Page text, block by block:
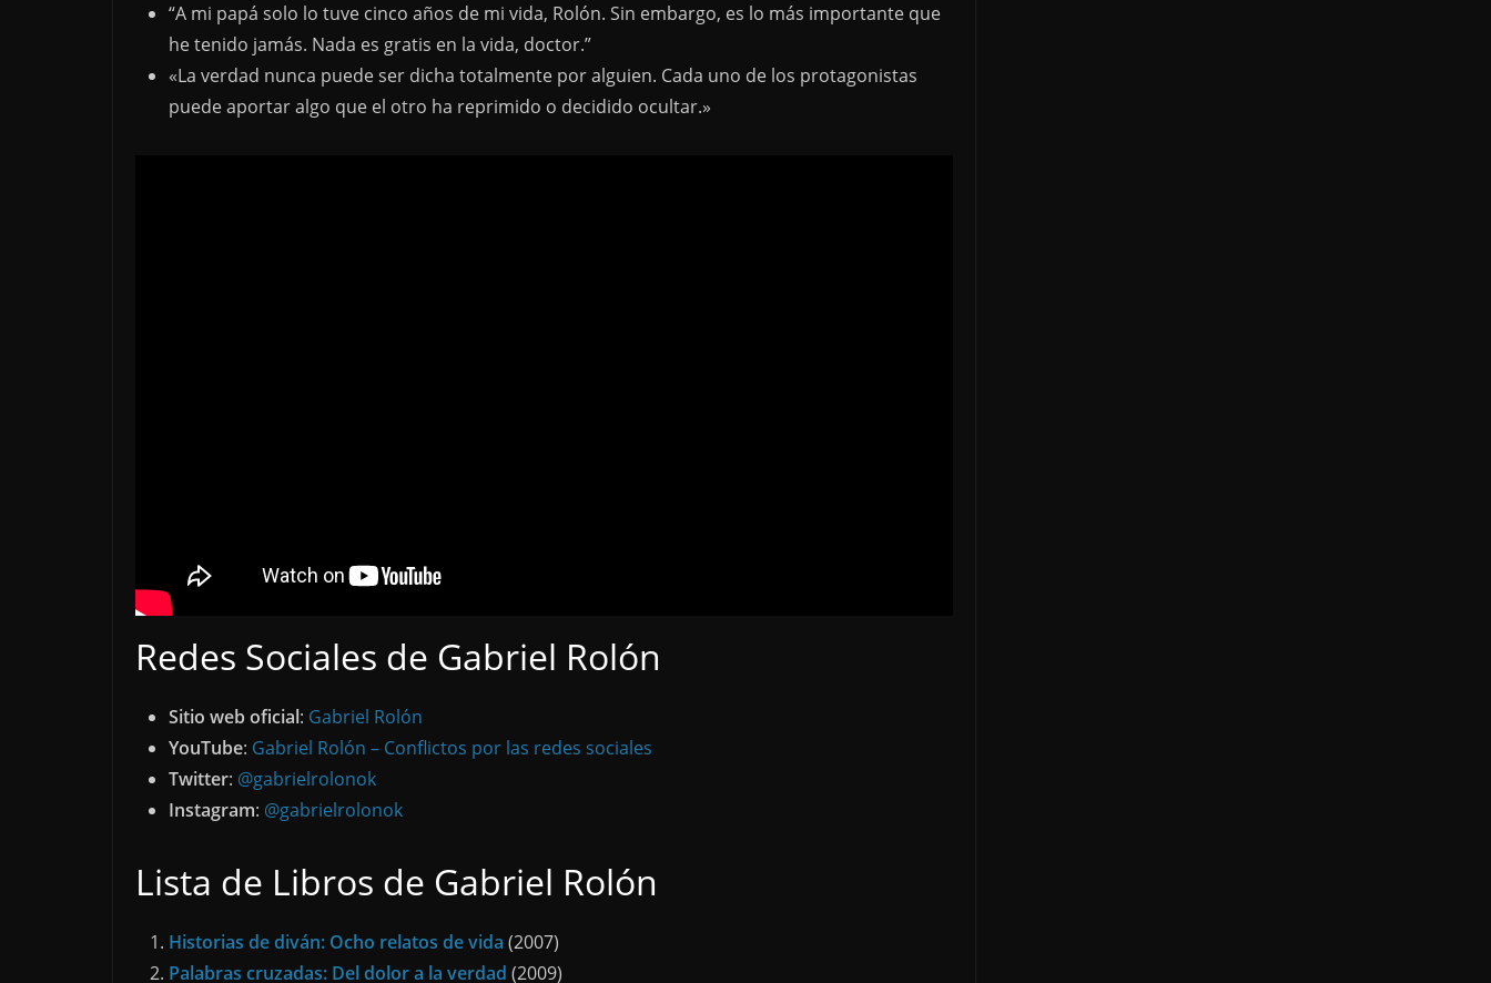
“A mi papá solo lo tuve cinco años de mi vida, Rolón. Sin embargo, es lo más importante que
he tenido jamás. Nada es gratis en la vida, doctor.”
«La verdad nunca puede ser dicha totalmente por alguien. Cada uno de los protagonistas
puede aportar algo que el otro ha reprimido o decidido ocultar.»
Redes Sociales de Gabriel Rolón
Sitio web oficial: Gabriel Rolón
YouTube: Gabriel Rolón – Conflictos por las redes sociales
Twitter: @gabrielrolonok
Instagram: @gabrielrolonok
Lista de Libros de Gabriel Rolón
Historias de diván: Ocho relatos de vida (2007)
Palabras cruzadas: Del dolor a la verdad (2009)